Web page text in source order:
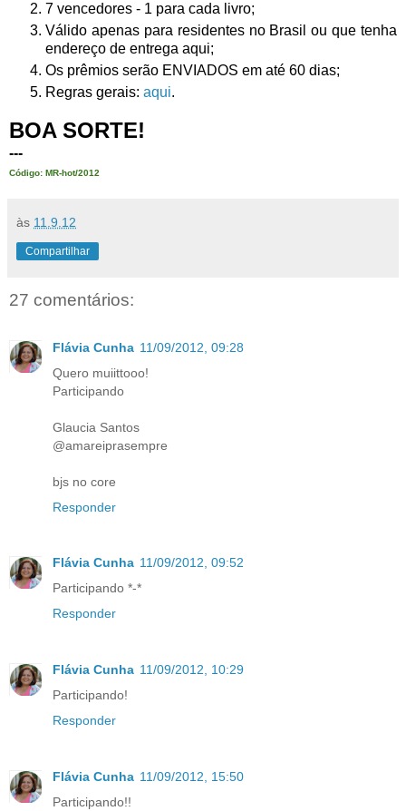
7 vencedores - 1 para cada livro;
Válido apenas para residentes no Brasil ou que tenha
endereço de entrega aqui;
Os prêmios serão ENVIADOS em até 60 dias;
Regras gerais: aqui.
BOA SORTE!
---
Código: MR-hot/2012
às 11.9.12
Compartilhar
27 comentários:
Flávia Cunha 11/09/2012, 09:28
Quero muiittooo!
Participando
Glaucia Santos
@amareiprasempre
bjs no core
Responder
Flávia Cunha 11/09/2012, 09:52
Participando *-*
Responder
Flávia Cunha 11/09/2012, 10:29
Participando!
Responder
Flávia Cunha 11/09/2012, 15:50
Participando!!